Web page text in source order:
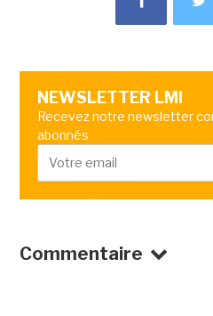
NEWSLETTER LMI
Recevez notre newsletter
abonnés
Commentaire